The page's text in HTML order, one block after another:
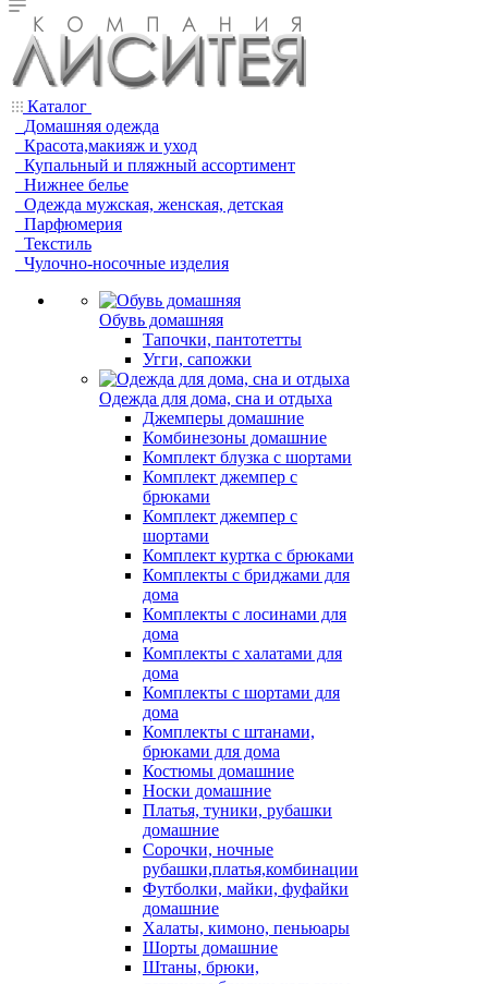
Каталог
Домашняя одежда
Красота,макияж и уход
Купальный и пляжный ассортимент
Нижнее белье
Одежда мужская, женская, детская
Парфюмерия
Текстиль
Чулочно-носочные изделия
Обувь домашняя
Тапочки, пантотетты
Угги, сапожки
Одежда для дома, сна и отдыха
Джемперы домашние
Комбинезоны домашние
Комплект блузка с шортами
Комплект джемпер с
брюками
Комплект джемпер с
шортами
Комплект куртка с брюками
Комплекты с бриджами для
дома
Комплекты с лосинами для
дома
Комплекты с халатами для
дома
Комплекты с шортами для
дома
Комплекты с штанами,
брюками для дома
Костюмы домашние
Носки домашние
Платья, туники, рубашки
домашние
Сорочки, ночные
рубашки,платья,комбинации
Футболки, майки, фуфайки
домашние
Халаты, кимоно, пеньюары
Шорты домашние
Штаны, брюки,